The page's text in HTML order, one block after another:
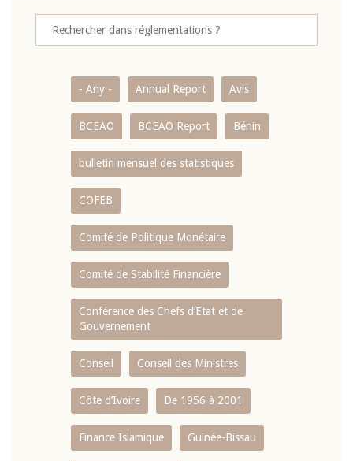
- Any - Annual Report Avis
BCEAO BCEAO Report Bénin
bulletin mensuel des statistiques
COFEB
Comité de Politique Monétaire
Comité de Stabilité Financière
Conférence des Chefs d’Etat et de
Gouvernement
Conseil Conseil des Ministres
Côte d’Ivoire De 1956 à 2001
Finance Islamique Guinée-Bissau